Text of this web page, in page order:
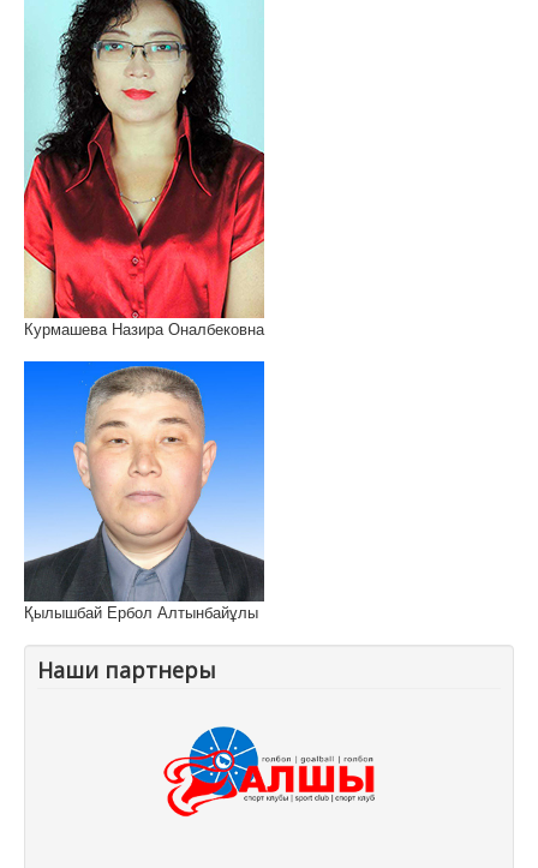
Курмашева Назира Оналбековна
Қылышбай Ербол Алтынбайұлы
Наши партнеры